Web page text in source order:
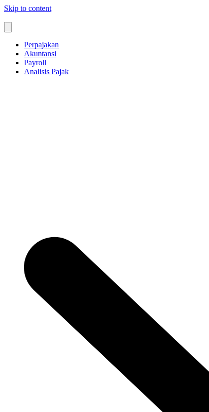
Skip to content
Perpajakan
Akuntansi
Payroll
Analisis Pajak